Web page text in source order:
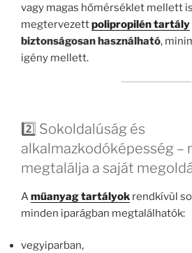
vagy magas hőmérséklet mellett
megtervezettpolipropilén tartály
biztonságosan használható,
igény mellett.
2️⃣ Sokoldalúság és
alkalmazkodóképesség –
megtalálja a saját
Aműanyag tartályok rendkívül
minden iparágban megtalálhatók:
vegyiparban,